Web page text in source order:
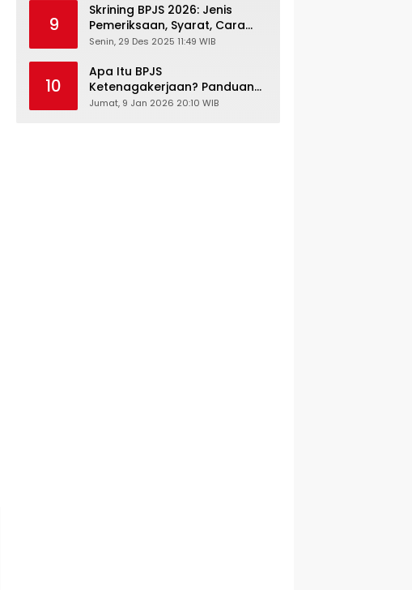
9
Skrining BPJS 2026: Jenis
Pemeriksaan, Syarat, Cara
Daftar & Cek Riwayat
Senin, 29 Des 2025 11:49 WIB
10
Apa Itu BPJS
Ketenagakerjaan? Panduan
Lengkap untuk Pekerja dan
Jumat, 9 Jan 2026 20:10 WIB